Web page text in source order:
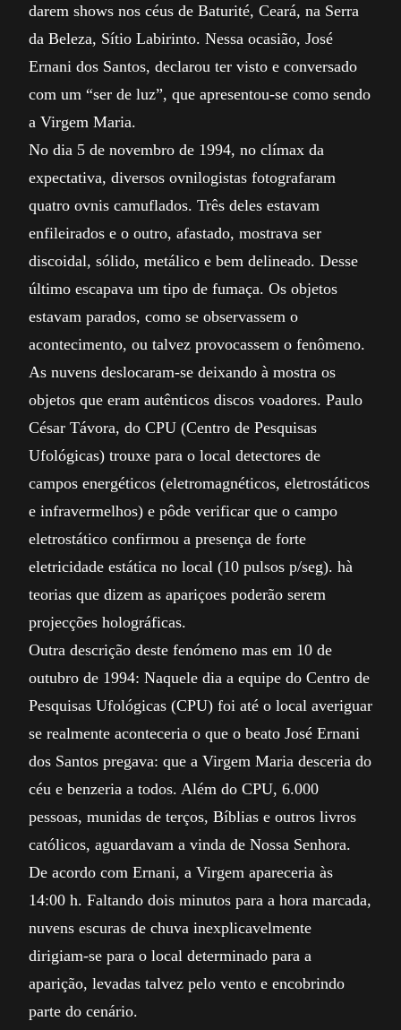
darem shows nos céus de Baturité, Ceará, na Serra
da Beleza, Sítio Labirinto. Nessa ocasião, José
Ernani dos Santos, declarou ter visto e conversado
com um “ser de luz”, que apresentou-se como sendo
a Virgem Maria.
No dia 5 de novembro de 1994, no clímax da
expectativa, diversos ovnilogistas fotografaram
quatro ovnis camuflados. Três deles estavam
enfileirados e o outro, afastado, mostrava ser
discoidal, sólido, metálico e bem delineado. Desse
último escapava um tipo de fumaça. Os objetos
estavam parados, como se observassem o
acontecimento, ou talvez provocassem o fenômeno.
As nuvens deslocaram-se deixando à mostra os
objetos que eram autênticos discos voadores. Paulo
César Távora, do CPU (Centro de Pesquisas
Ufológicas) trouxe para o local detectores de
campos energéticos (eletromagnéticos, eletrostáticos
e infravermelhos) e pôde verificar que o campo
eletrostático confirmou a presença de forte
eletricidade estática no local (10 pulsos p/seg). hà
teorias que dizem as apariçoes poderão serem
projecções holográficas.
Outra descrição deste fenómeno mas em 10 de
outubro de 1994: Naquele dia a equipe do Centro de
Pesquisas Ufológicas (CPU) foi até o local averiguar
se realmente aconteceria o que o beato José Ernani
dos Santos pregava: que a Virgem Maria desceria do
céu e benzeria a todos. Além do CPU, 6.000
pessoas, munidas de terços, Bíblias e outros livros
católicos, aguardavam a vinda de Nossa Senhora.
De acordo com Ernani, a Virgem apareceria às
14:00 h. Faltando dois minutos para a hora marcada,
nuvens escuras de chuva inexplicavelmente
dirigiam-se para o local determinado para a
aparição, levadas talvez pelo vento e encobrindo
parte do cenário.